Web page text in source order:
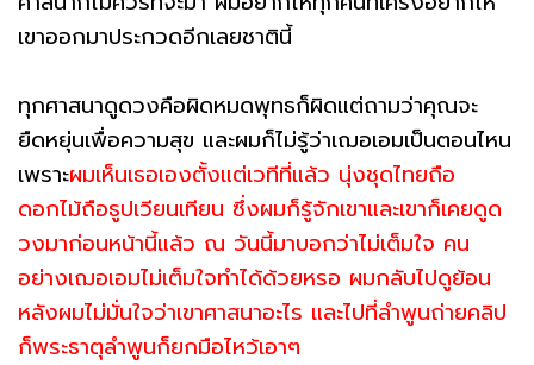
เขาออกมาประกวดอีกเลยชาตินี้
ทุกศาสนาดูดวงคือผิดหมดพุทธก็ผิดแต่ถามว่าคุณจะ
ยืดหยุ่นเพื่อความสุข และผมก็ไม่รู้ว่าเฌอเอมเป็นตอนไหน
เพราะผมเห็นเธอเองตั้งแต่เวทีที่แล้ว นุ่งชุดไทยถือ
ดอกไม้ถือธูปเวียนเทียน ซึ่งผมก็รู้จักเขาและเขาก็เคยดูด
วงมาก่อนหน้านี้แล้ว ณ วันนี้มาบอกว่าไม่เต็มใจ คน
อย่างเฌอเอมไม่เต็มใจทำได้ด้วยหรอ ผมกลับไปดูย้อน
หลังผมไม่มั่นใจว่าเขาศาสนาอะไร และไปที่ลำพูนถ่ายคลิป
ก็พระธาตุลำพูนก็ยกมือไหว้เอาๆ